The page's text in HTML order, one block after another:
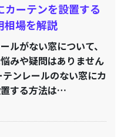
カーテンを設置する
相場を解説
ルがない窓について、
みや疑問はありません
ンレールのない窓にカ
する方法は…